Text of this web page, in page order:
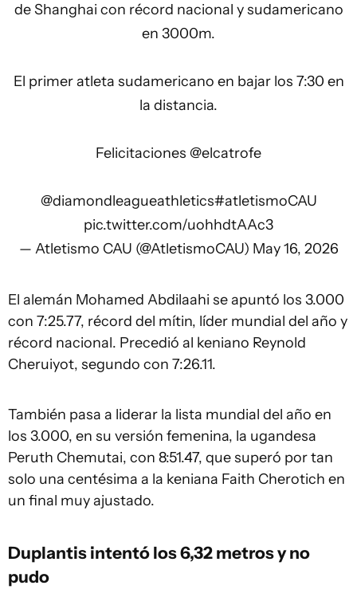
de Shanghai con récord nacional y sudamericano
en 3000m.
El primer atleta sudamericano en bajar los 7:30 en
la distancia.
Felicitaciones @elcatrofe
@diamondleagueathletics#atletismoCAU
pic.twitter.com/uohhdtAAc3
— Atletismo CAU (@AtletismoCAU) May 16, 2026
El alemán Mohamed Abdilaahi se apuntó los 3.000
con 7:25.77, récord del mítin, líder mundial del año y
récord nacional. Precedió al keniano Reynold
Cheruiyot, segundo con 7:26.11.
También pasa a liderar la lista mundial del año en
los 3.000, en su versión femenina, la ugandesa
Peruth Chemutai, con 8:51.47, que superó por tan
solo una centésima a la keniana Faith Cherotich en
un final muy ajustado.
Duplantis intentó los 6,32 metros y no
pudo